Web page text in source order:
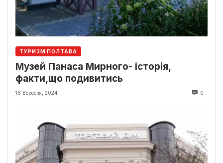
ТУРИЗМ ПОЛТАВА
Музей Панаса Мирного- історія,
факти,що подивитись
16 Вересня, 2024 0